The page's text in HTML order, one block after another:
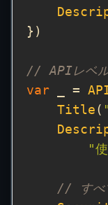
// APIレベル
var _ =
Title (
"
// すべ